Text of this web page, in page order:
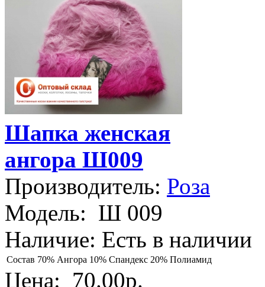
Шапка женская
ангора Ш009
Производитель: Роза
Модель: Ш 009
Наличие: Есть в наличии
Состав 70% Ангора 10% Спандекс 20% Полиамид
Цена: 70.00р.